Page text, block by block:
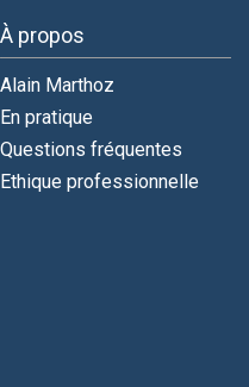
À propos
Alain Marthoz
En pratique
Questions fréquentes
Ethique professionnelle